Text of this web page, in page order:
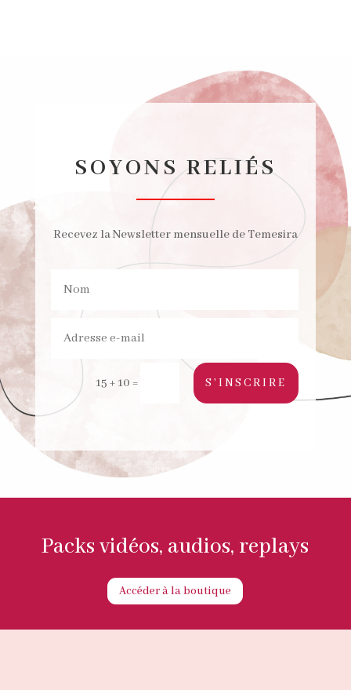
SOYONS RELIÉS
Recevez la Newsletter mensuelle de Temesira
15 + 10 = S'INSCRIRE
Packs vidéos, audios, replays
Accéder à la boutique